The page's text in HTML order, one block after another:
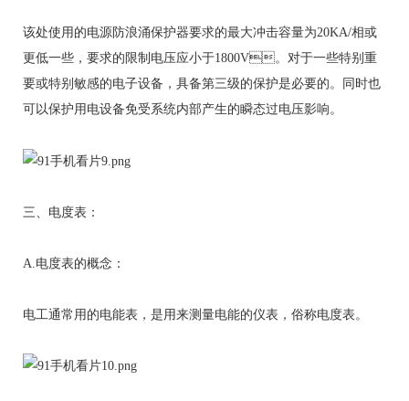
该处使用的电源防浪涌保护器要求的最大冲击容量为20KA/相或
更低一些，要求的限制电压应小于1800V。对于一些特别重
要或特别敏感的电子设备，具备第三级的保护是必要的。同时也
可以保护用电设备免受系统内部产生的瞬态过电压影响。
三、电度表：
A.电度表的概念：
电工通常用的电能表，是用来测量电能的仪表，俗称电度表。